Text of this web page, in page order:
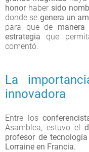
honorhaber sido
donde se genera un
para que de manera
estrategia que
comentó.
La
innovadora
Entre los
Asamblea, estuvo el
profesor de
Lorraine en Francia.